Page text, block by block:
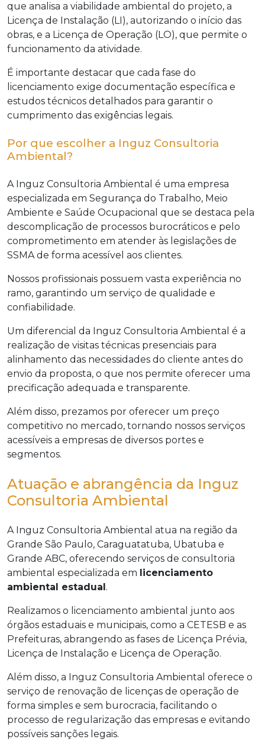
que analisa a viabilidade ambiental do projeto, a
Licença de Instalação (LI), autorizando o início das
obras, e a Licença de Operação (LO), que permite o
funcionamento da atividade.
É importante destacar que cada fase do
licenciamento exige documentação específica e
estudos técnicos detalhados para garantir o
cumprimento das exigências legais.
Por que escolher a Inguz Consultoria
Ambiental?
A Inguz Consultoria Ambiental é uma empresa
especializada em Segurança do Trabalho, Meio
Ambiente e Saúde Ocupacional que se destaca pela
descomplicação de processos burocráticos e pelo
comprometimento em atender às legislações de
SSMA de forma acessível aos clientes.
Nossos profissionais possuem vasta experiência no
ramo, garantindo um serviço de qualidade e
confiabilidade.
Um diferencial da Inguz Consultoria Ambiental é a
realização de visitas técnicas presenciais para
alinhamento das necessidades do cliente antes do
envio da proposta, o que nos permite oferecer uma
precificação adequada e transparente.
Além disso, prezamos por oferecer um preço
competitivo no mercado, tornando nossos serviços
acessíveis a empresas de diversos portes e
segmentos.
Atuação e abrangência da Inguz
Consultoria Ambiental
A Inguz Consultoria Ambiental atua na região da
Grande São Paulo, Caraguatatuba, Ubatuba e
Grande ABC, oferecendo serviços de consultoria
ambiental especializada em licenciamento
ambiental estadual.
Realizamos o licenciamento ambiental junto aos
órgãos estaduais e municipais, como a CETESB e as
Prefeituras, abrangendo as fases de Licença Prévia,
Licença de Instalação e Licença de Operação.
Além disso, a Inguz Consultoria Ambiental oferece o
serviço de renovação de licenças de operação de
forma simples e sem burocracia, facilitando o
processo de regularização das empresas e evitando
possíveis sanções legais.